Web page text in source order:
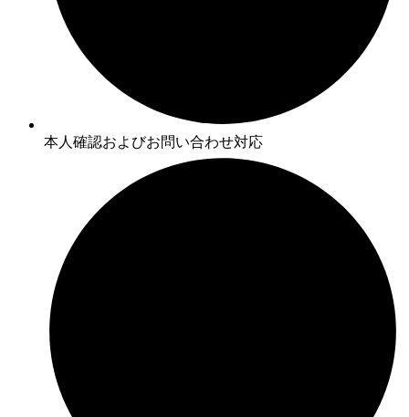
本人確認およびお問い合わせ対応